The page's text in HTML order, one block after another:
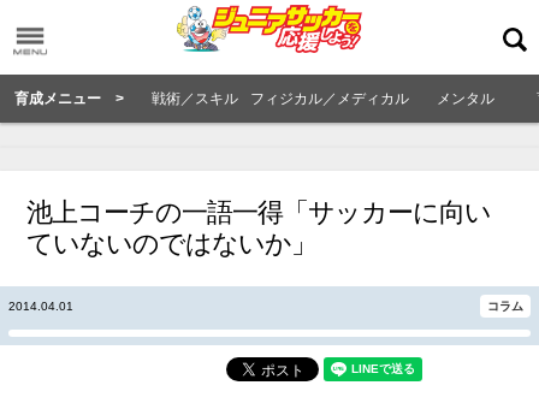
育成メニュー > 戦術／スキル フィジカル／メディカル メンタル
池上コーチの一語一得「サッカーに向い
ていないのではないか」
2014.04.01 コラム